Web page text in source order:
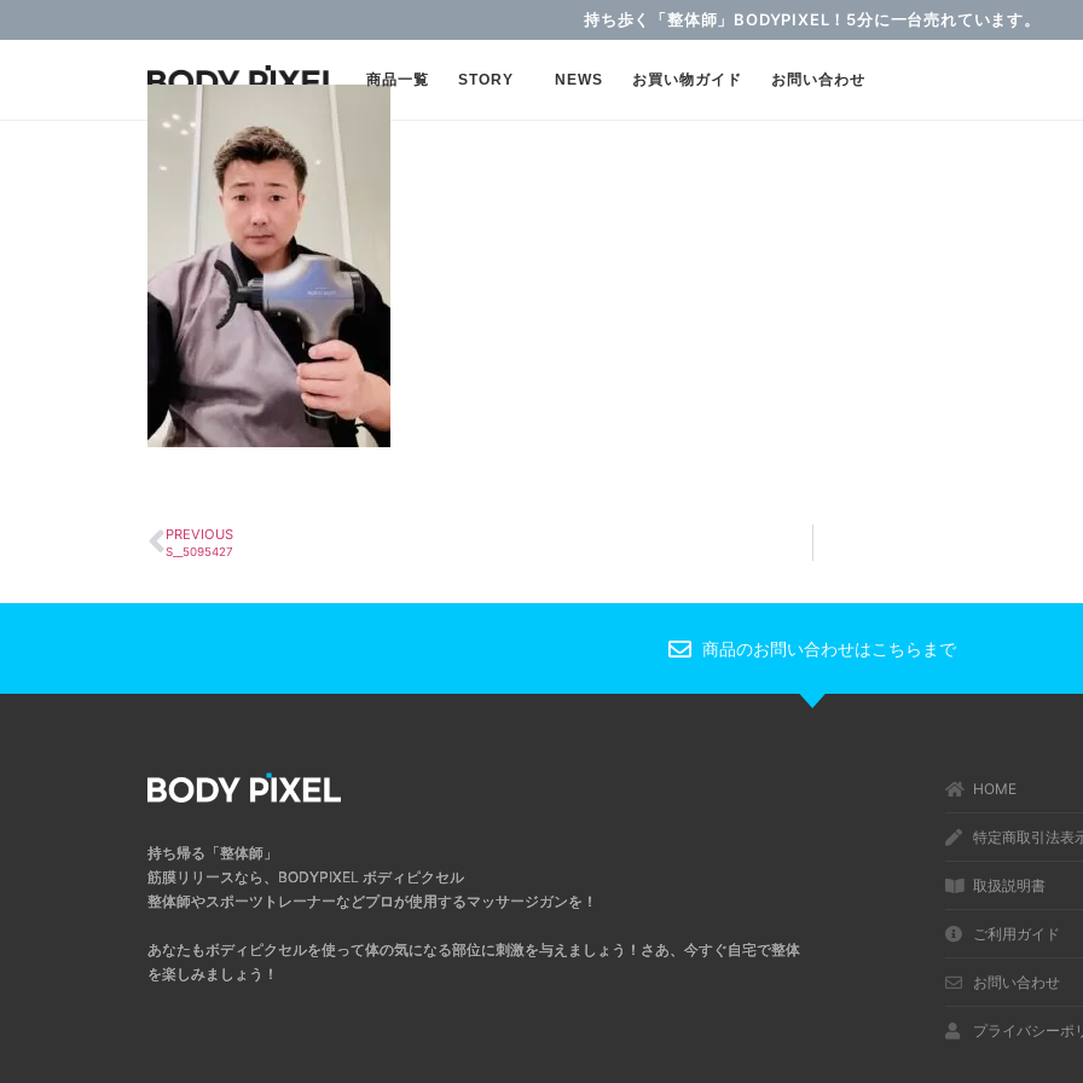
持ち歩く「整体師」BODYPIXEL！5分に一台売れています。
商品一覧 STORY NEWS お買い物ガイド お問い合わせ
PREVIOUS
S__5095427
商品のお問い合わせはこちらまで
持ち帰る「整体師」
筋膜リリースなら、BODYPIXEL ボディピクセル
整体師やスポーツトレーナーなどプロが使用するマッサージガンを！
あなたもボディピクセルを使って体の気になる部位に刺激を与えましょう！さあ、今すぐ自宅で整体
を楽しみましょう！
HOME
特定商取引法表
取扱説明書
ご利用ガイド
お問い合わせ
プライバシーポ